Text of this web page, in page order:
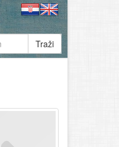
Traži